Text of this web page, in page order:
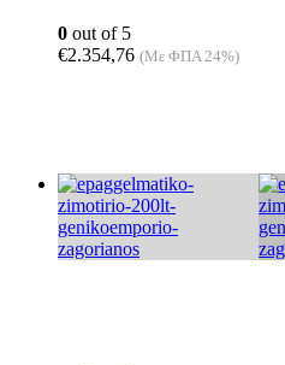
0 out of 5
€2.354,76 (Με ΦΠΑ 24%)